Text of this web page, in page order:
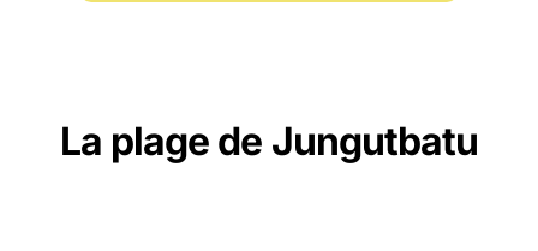
La plage de Jungutbatu